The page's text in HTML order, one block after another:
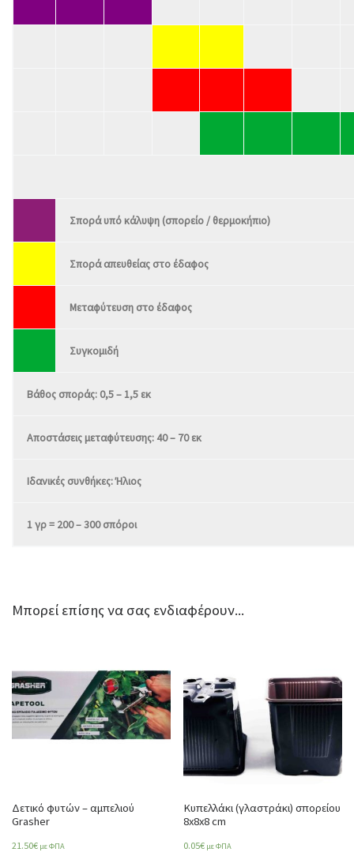
Σπορά υπό κάλυψη (σπορείο / θερμοκήπιο)
Σπορά απευθείας στο έδαφος
Μεταφύτευση στο έδαφος
Συγκομιδή
Βάθος σποράς: 0,5 – 1,5 εκ
Αποστάσεις μεταφύτευσης: 40 – 70 εκ
Ιδανικές συνθήκες: Ήλιος
1 γρ = 200 – 300 σπόροι
Μπορεί επίσης να σας ενδιαφέρουν...
Δετικό φυτών – αμπελιού
Grasher
21.50€ με ΦΠΑ
Κυπελλάκι (γλαστράκι) σπορείου
8x8x8 cm
0.05€ με ΦΠΑ